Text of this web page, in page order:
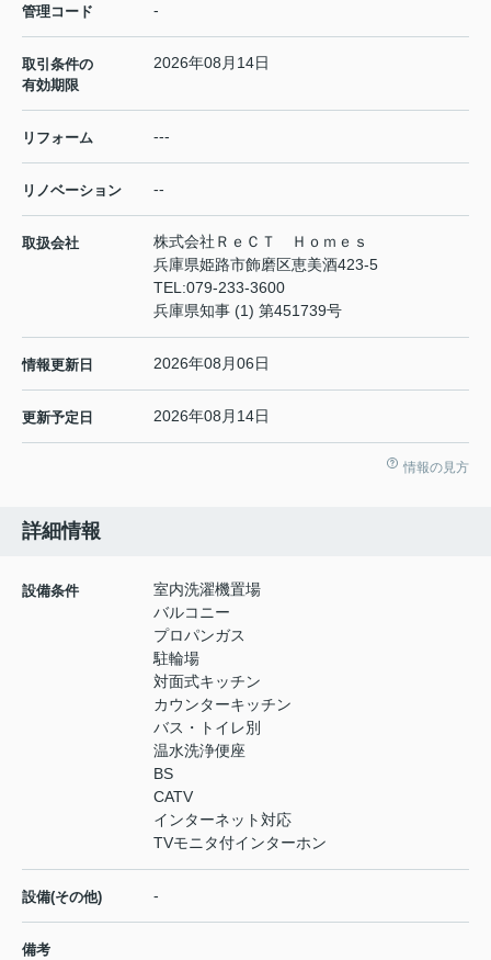
管理コード -
取引条件の
有効期限
2026年08月14日
リフォーム ---
リノベーション --
取扱会社
株式会社ＲｅＣＴ Ｈｏｍｅｓ
兵庫県姫路市飾磨区恵美酒423-5
TEL:079-233-3600
兵庫県知事 (1) 第451739号
情報更新日 2026年08月06日
更新予定日 2026年08月14日
情報の見方
詳細情報
設備条件
室内洗濯機置場
バルコニー
プロパンガス
駐輪場
対面式キッチン
カウンターキッチン
バス・トイレ別
温水洗浄便座
BS
CATV
インターネット対応
TVモニタ付インターホン
設備(その他) -
備考